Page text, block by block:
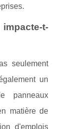
t-
seulement
un
panneaux
matière de
d'emplois